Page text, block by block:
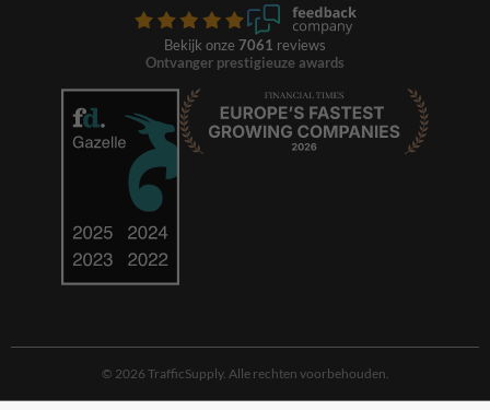
Bekijk onze 7061 reviews
Ontvanger prestigieuze awards
© 2026 TrafficSupply. Alle rechten voorbehouden.